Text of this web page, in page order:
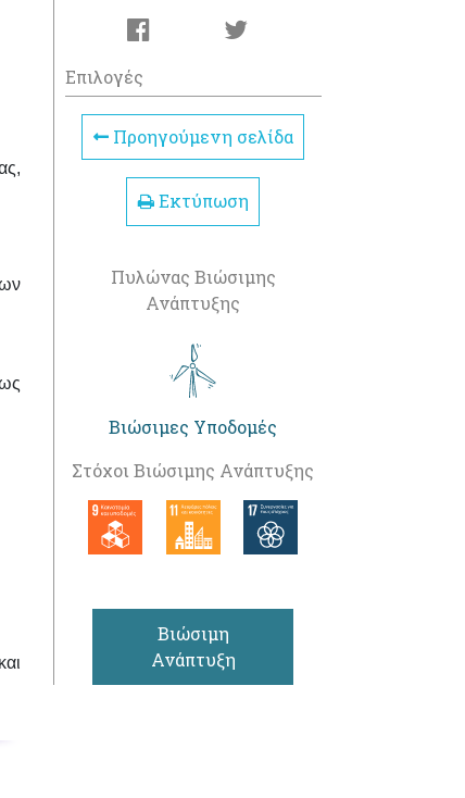
,
Επιλογές
Προηγούμενη σελίδα
Εκτύπωση
Πυλώνας Βιώσιμης
Ανάπτυξης
Βιώσιμες Υποδομές
Στόχοι Βιώσιμης Ανάπτυξης
Βιώσιμη
Ανάπτυξη